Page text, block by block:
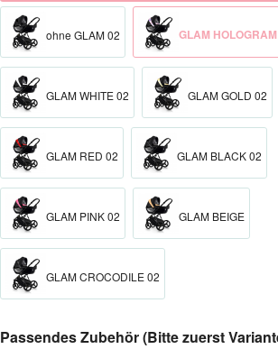
ohne GLAM 02 GLAM
GLAM WHITE 02 GLAM GOLD 02
GLAM RED 02 GLAM BLACK 02
GLAM PINK 02 GLAM BEIGE
GLAM CROCODILE 02
Passendes Zubehör (Bitte zuerst